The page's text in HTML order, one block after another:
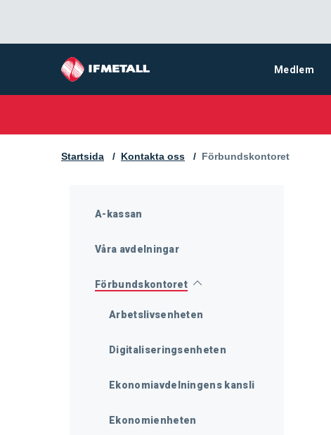
Medlem
Startsida Kontakta oss Aktuell sida:
Förbundskontoret
A-kassan
Våra avdelningar
Förbundskontoret
Arbetslivsenheten
Digitaliseringsenheten
Ekonomiavdelningens kansli
Ekonomienheten